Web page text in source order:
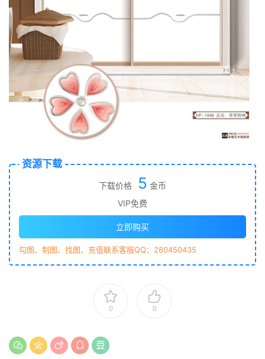
资源下载
下载价格 5 金币
VIP免费
立即购买
勾图、制图、找图、充值联系客服QQ：280450435
0 0